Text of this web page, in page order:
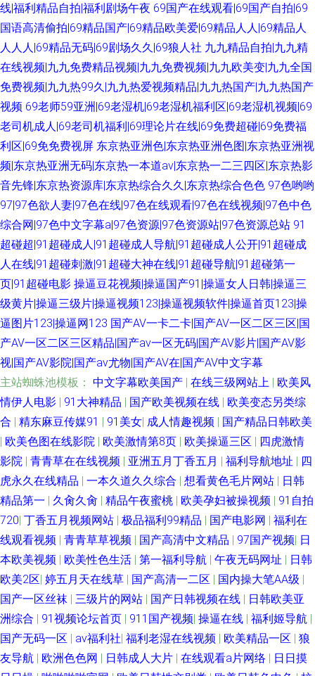
线|福利精品自拍|福利剧场午夜 69国产在线观看|69国产自拍|69
国语高清偷拍|69精品国产|69精品欧美爱|69精品人人|69精品人
人人人|69精品无码|69剧场久久|69狼人社 九九精品自拍|九九精
在线视频|九九免费精品视频|九九免费视频|九九欧美变|九九全国
免费视频|九九热99久|九九热爱视频精品|九九热国产|九九热国产
视频 69老师59亚洲|69老湿机|69老湿机福利区|69老湿机视频|69
老司机成人|69老司机福利|69理论片在线|69免费超碰|69免费福
利区|69免免费视屏 东京热亚洲色|东京热亚洲色图|东京热亚洲视
频|东京热亚洲无码|东京热一本道av|东京热一二三四区|东京热影
音先锋|东京热资源库|东京热综合久久|东京热综合色色 97色哟哟
97|97色欲人妻|97色在线|97色在线观看|97色在线视频|97色中色
综合网|97色中文字幕a|97色资源|97色资源站|97色资源总站 91
超碰超|91超碰成人|91超碰成人导航|91超碰成人公开|91超碰成
人在线|91超碰刺激|91超碰大神在线|91超碰导航|91超碰第一
页|91超碰电影 操逼豆花视频|操逼国产91|操逼女人日韩|操逼三
级黄片|操逼三级片|操逼视频123|操逼视频软件|操逼首页123|操
逼图片123|操逼网123 国产AV一卡二卡|国产AV一区二区三区|国
产AV一区二区三区精品|国产av一区无码|国产AV影片|国产AV影
视|国产AV影院|国产av尤物|国产AV在|国产AV中文字幕
主站蜘蛛池模板： 中文字幕欧美国产 | 在线三级网站上 | 欧美风
情伊人电影 | 91大神精品 | 国产欧美视频在线 | 欧美变态另类综
合 | 精东麻豆传媒91 | 91美女| 成人情趣视频 | 国产精品日韩欧美
| 欧美色图在线影院 | 欧美激情第8页 | 欧美操逼三区 | 四虎激情
影院 | 青青草在在线视频 | 亚洲五月丁香五月 | 福利导航地址 | 四
虎永久在线精品 | 一本久道久久综合 | 想看黄色毛片网站 | 日韩
精品第一 | 久肏久肏 | 精品午夜蜜桃 | 欧美孕妇被操视频 | 91自拍
720| 丁香五月视频网站 | 极品福利99精品 | 国产电影网 | 福利在
线观看视频 | 青青草草视频 | 国产高清中文精品 | 97国产视频| 日
本欧美视频 | 欧美性色生活 | 第一福利导航 | 午夜无码网址 | 日韩
欧美2区| 婷五月天在线草 | 国产高清一二区 | 国内操大笔AA级 |
国产一区丝袜 | 三级片的网站 | 国产日韩视频在线 | 日韩欧美亚
洲综合 | 91视频论坛首页 | 911国产视频| 操逼在线 | 福利姬导航 |
国产无码一区 | av福利社| 福利老湿在线视频 | 欧美精品一区 | 狼
友导航 | 欧洲色色网 | 日韩成人大片 | 在线观看a片网络 | 日日摸